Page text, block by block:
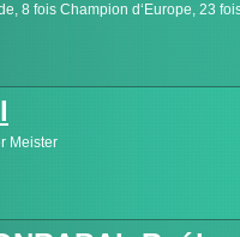
8 fois Champion d‘Europe, 23
Meister